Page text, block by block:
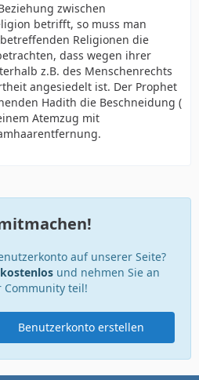
zwischen
betrifft, so muss man
Religionen die
dass wegen ihrer
z.B. des Menschenrechts
angesiedelt ist. Der Prophet
Hadith die Beschneidung (
Atemzug mit
auf unserer Seite?
und nehmen Sie an
Community teil!
Benutzerkonto erstellen